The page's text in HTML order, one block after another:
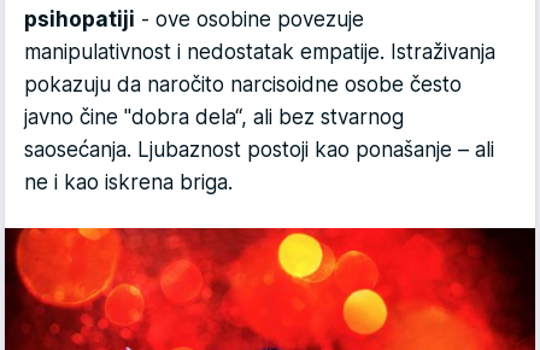
psihopatiji - ove osobine povezuje
manipulativnost i nedostatak empatije. Istraživanja
pokazuju da naročito narcisoidne osobe često
javno čine "dobra dela“, ali bez stvarnog
saosećanja. Ljubaznost postoji kao ponašanje – ali
ne i kao iskrena briga.